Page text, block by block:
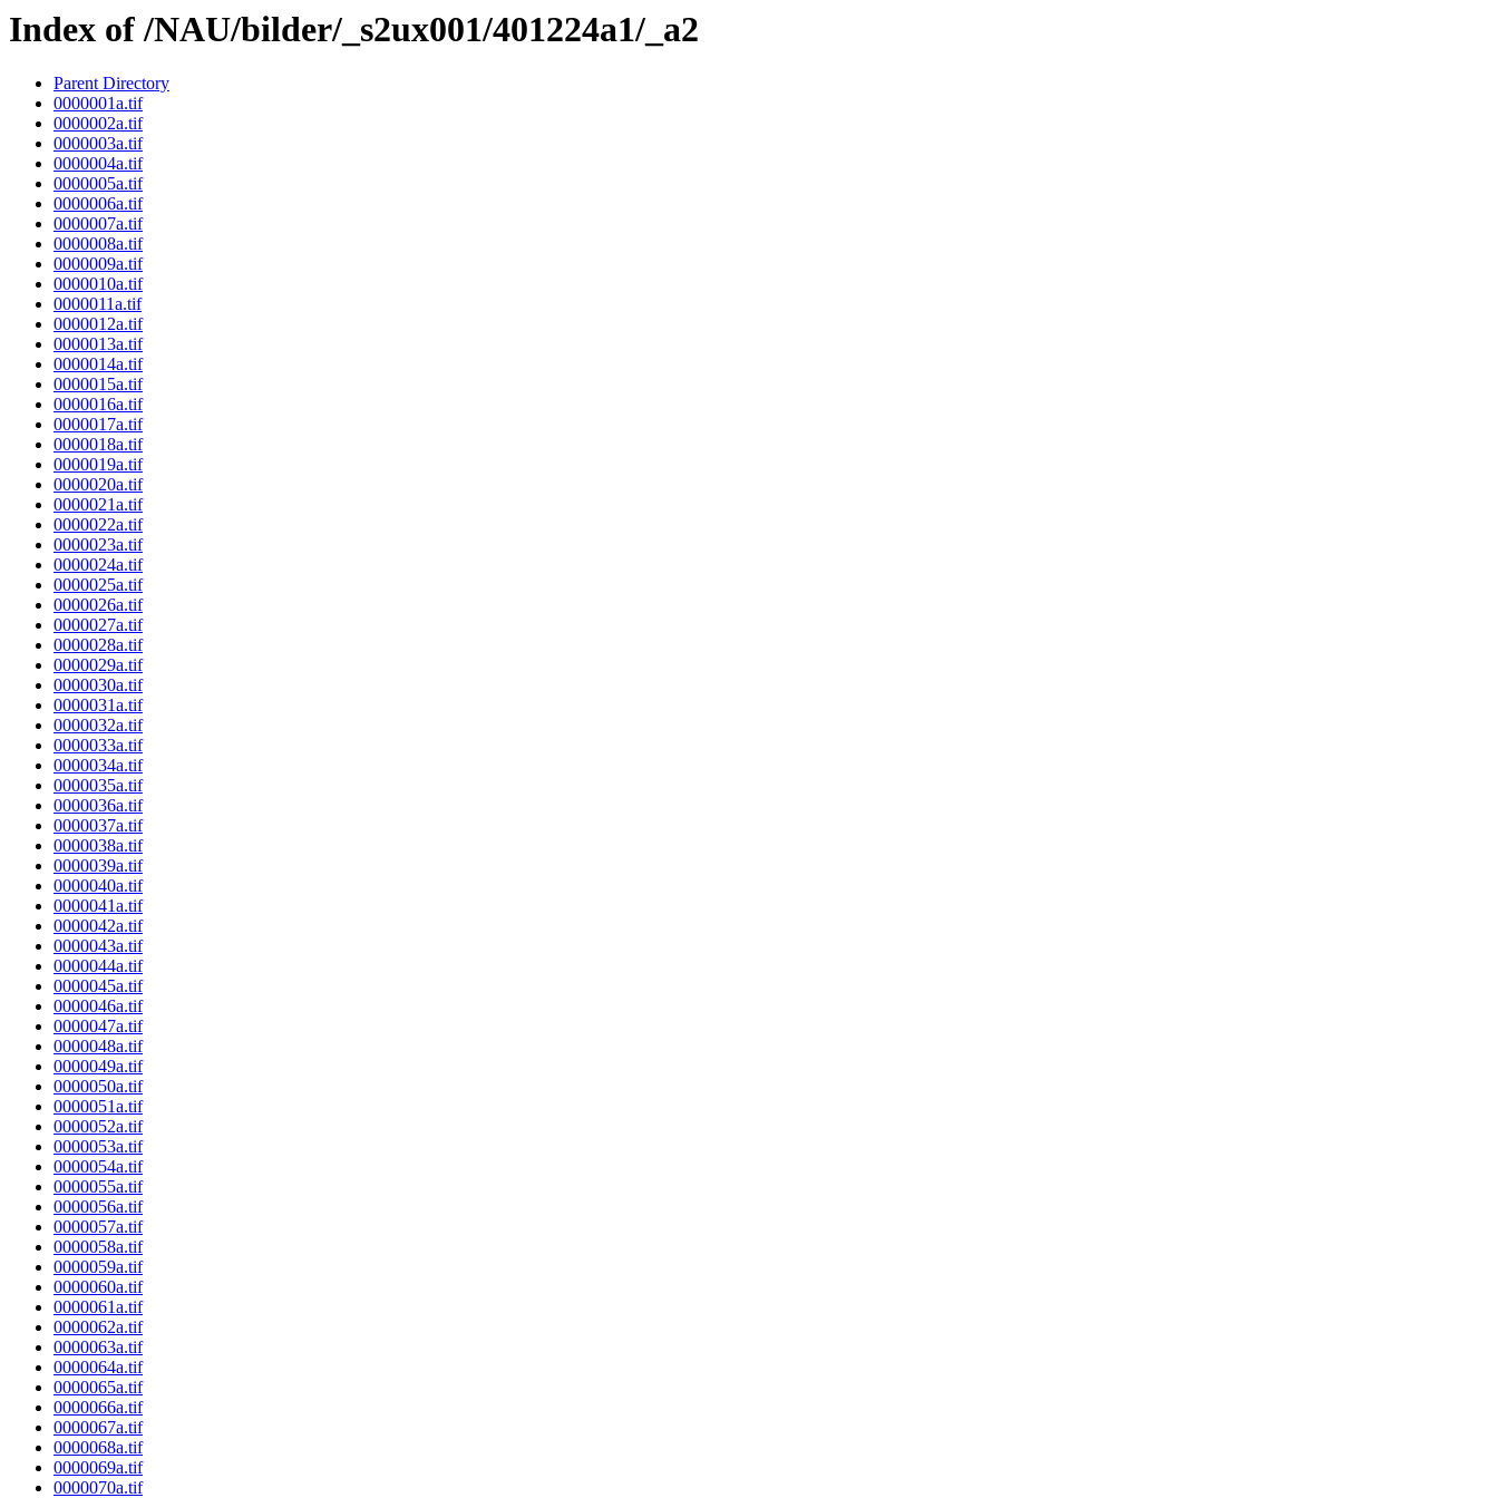
Index of /NAU/bilder/_s2ux001/401224a1/_a2
Parent Directory
0000001a.tif
0000002a.tif
0000003a.tif
0000004a.tif
0000005a.tif
0000006a.tif
0000007a.tif
0000008a.tif
0000009a.tif
0000010a.tif
0000011a.tif
0000012a.tif
0000013a.tif
0000014a.tif
0000015a.tif
0000016a.tif
0000017a.tif
0000018a.tif
0000019a.tif
0000020a.tif
0000021a.tif
0000022a.tif
0000023a.tif
0000024a.tif
0000025a.tif
0000026a.tif
0000027a.tif
0000028a.tif
0000029a.tif
0000030a.tif
0000031a.tif
0000032a.tif
0000033a.tif
0000034a.tif
0000035a.tif
0000036a.tif
0000037a.tif
0000038a.tif
0000039a.tif
0000040a.tif
0000041a.tif
0000042a.tif
0000043a.tif
0000044a.tif
0000045a.tif
0000046a.tif
0000047a.tif
0000048a.tif
0000049a.tif
0000050a.tif
0000051a.tif
0000052a.tif
0000053a.tif
0000054a.tif
0000055a.tif
0000056a.tif
0000057a.tif
0000058a.tif
0000059a.tif
0000060a.tif
0000061a.tif
0000062a.tif
0000063a.tif
0000064a.tif
0000065a.tif
0000066a.tif
0000067a.tif
0000068a.tif
0000069a.tif
0000070a.tif